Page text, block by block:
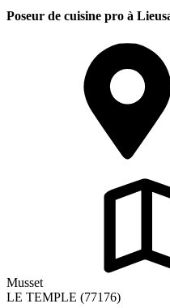
Poseur de cuisine pro à
Musset
LE TEMPLE (77176)